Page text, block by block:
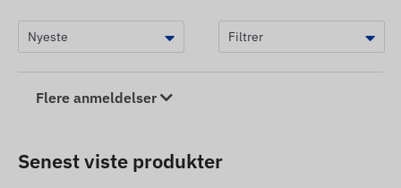
Flere anmeldelser
Senest viste produkter